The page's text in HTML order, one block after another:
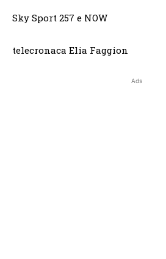
Sky Sport 257 e NOW
telecronaca Elia Faggion
Ads